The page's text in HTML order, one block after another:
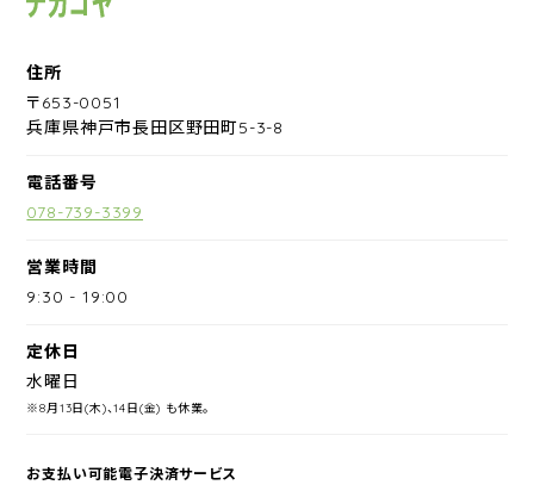
住所
〒653-0051
兵庫県神戸市長田区野田町5-3-8
電話番号
078-739-3399
営業時間
9:30 -19:00
定休日
水曜日
※8月13日(木)、14日(金) も休業。
お支払い可能電子決済サービス